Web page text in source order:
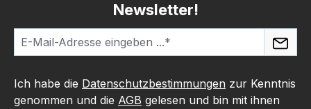
Newsletter!
Ich habe die Datenschutzbestimmungen zur Kenntnis
genommen und die AGB gelesen und bin mit ihnen